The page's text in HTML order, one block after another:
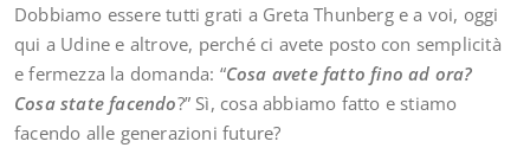
Dobbiamo essere tutti grati a Greta Thunberg e a voi, oggi
qui a Udine e altrove, perché ci avete posto con semplicità
e fermezza la domanda: “Cosa avete fatto fino ad ora?
Cosa state facendo?” Sì, cosa abbiamo fatto e stiamo
facendo alle generazioni future?